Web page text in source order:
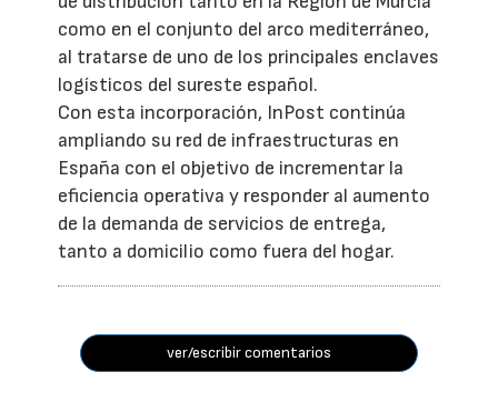
como en el conjunto del arco mediterráneo,
al tratarse de uno de los principales enclaves
logísticos del sureste español.
Con esta incorporación, InPost continúa
ampliando su red de infraestructuras en
España con el objetivo de incrementar la
eficiencia operativa y responder al aumento
de la demanda de servicios de entrega,
tanto a domicilio como fuera del hogar.
ver/escribir comentarios